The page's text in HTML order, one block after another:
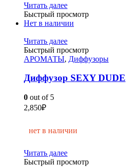
Читать далее
Быстрый просмотр
Нет в наличии
Читать далее
Быстрый просмотр
АРОМАТЫ, Диффузоры
Диффузор SEXY DUDE
0 out of 5
2,850₽
нет в наличии
Читать далее
Быстрый просмотр